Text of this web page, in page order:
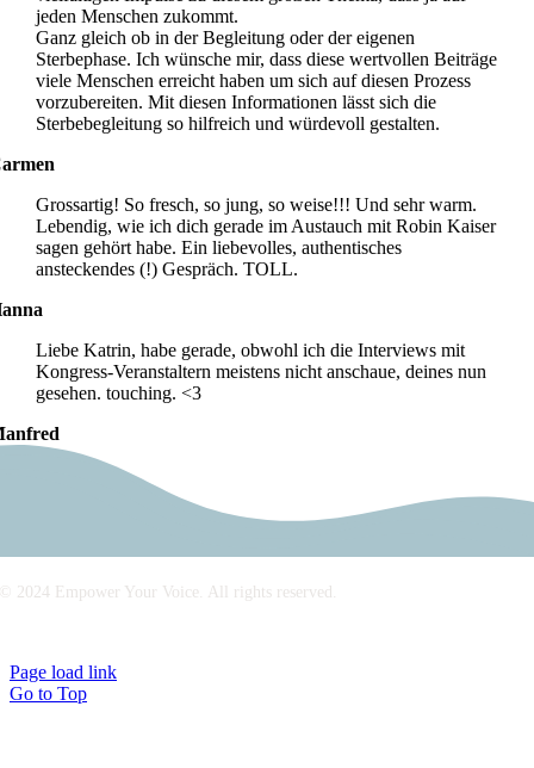
jeden Menschen zukommt.
Ganz gleich ob in der Begleitung oder der eigenen
Sterbephase. Ich wünsche mir, dass diese wertvollen Beiträge
viele Menschen erreicht haben um sich auf diesen Prozess
vorzubereiten. Mit diesen Informationen lässt sich die
Sterbebegleitung so hilfreich und würdevoll gestalten.
Grossartig! So fresch, so jung, so weise!!! Und sehr warm.
Lebendig, wie ich dich gerade im Austauch mit Robin Kaiser
sagen gehört habe. Ein liebevolles, authentisches
ansteckendes (!) Gespräch. TOLL.
Liebe Katrin, habe gerade, obwohl ich die Interviews mit
Kongress-Veranstaltern meistens nicht anschaue, deines nun
gesehen. touching. <3
© 2024 Empower Your Voice. All rights reserved.
Page load link
Go to Top